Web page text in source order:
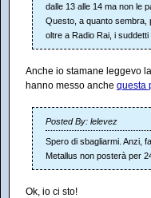
dalle 13 alle 14 ma non le
Questo, a quanto sembra,
oltre a Radio Rai, i
Anche io stamane leggevo
hanno messo anche questa
Posted By: lelevez
Spero di sbagliarmi. Anzi,
Metallus non posterà per
Ok, io ci sto!